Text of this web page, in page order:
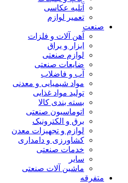
آتلیه عکاسی
تعمیر لوازم
صنعت
آهن آلات و فلزات
ابزار و یراق
لوازم صنعتی
ضایعات صنعتی
آب و فاضلاب
مواد شیمیایی و معدنی
تولید مواد غذایی
بسته بندی کالا
اتوماسیون صنعتی
برق و الکترونیک
لوازم و تجهیزات معدن
کشاورزی و دامداری
خدمات صنعتی
سایر
ماشین آلات صنعتی
متفرقه